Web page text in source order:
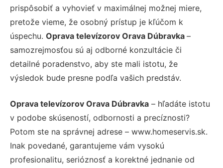
prispôsobiť a vyhovieť v maximálnej možnej miere,
pretože vieme, že osobný prístup je kľúčom k
úspechu. Oprava televízorov Orava Dúbravka –
samozrejmosťou sú aj odborné konzultácie či
detailné poradenstvo, aby ste mali istotu, že
výsledok bude presne podľa vašich predstáv.
Oprava televízorov Orava Dúbravka – hľadáte istotu
v podobe skúseností, odbornosti a precíznosti?
Potom ste na správnej adrese – www.homeservis.sk.
Inak povedané, garantujeme vám vysokú
profesionalitu, serióznosť a korektné jednanie od